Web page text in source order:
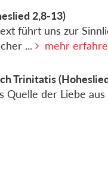
2,8-13)
führt uns zur
...
mehr
Trinitatis
Quelle der Liebe